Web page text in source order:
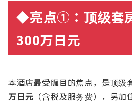
◆亮点①： 顶级套
300万日元
本酒店最受瞩目的焦点，是顶级
万日元 （含税及服务费），另